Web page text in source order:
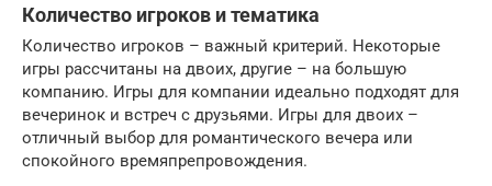
Количество игроков и тематика
Количество игроков – важный критерий. Некоторые
игры рассчитаны на двоих, другие – на большую
компанию. Игры для компании идеально подходят для
вечеринок и встреч с друзьями. Игры для двоих –
отличный выбор для романтического вечера или
спокойного времяпрепровождения.